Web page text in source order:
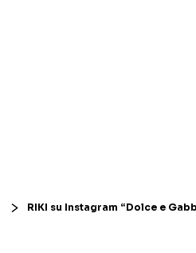
RIKI su Instagram “Dolce e